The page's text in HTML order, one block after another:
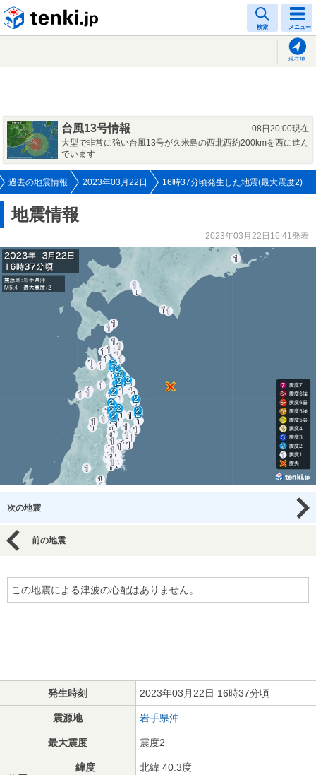
検索 メニュー
現在地
台風13号情報
08日20:00現在
大型で非常に強い台風13号が久米島の西北西約200kmを西に進ん
でいます
過去の地震情報 2023年03月22日 16時37分頃発生した地震(最大震度2)
地震情報
2023年03月22日16:41発表
次の地震
前の地震
この地震による津波の心配はありません。
発生時刻 2023年03月22日 16時37分頃
震源地 岩手県沖
最大震度 震度2
緯度 北緯 40.3度